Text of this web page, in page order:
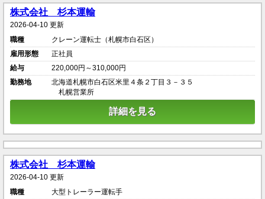
株式会社 杉本運輸
2026-04-10 更新
職種
クレーン運転士（札幌市白石区）
雇用形態
正社員
給与
220,000円～310,000円
勤務地
北海道札幌市白石区米里４条２丁目３－３５
札幌営業所
詳細を見る
株式会社 杉本運輸
2026-04-10 更新
職種
大型トレーラー運転手